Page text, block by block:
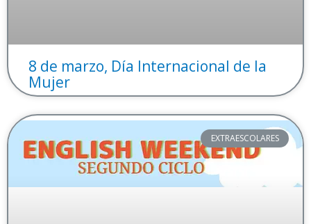
8 de marzo, Día Internacional de la
Mujer
EXTRAESCOLARES